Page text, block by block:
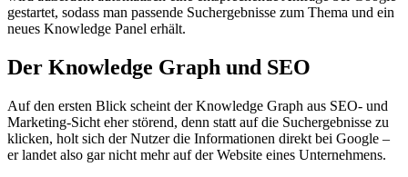
gestartet, sodass man passende Suchergebnisse zum Thema und ein
neues Knowledge Panel erhält.
Der Knowledge Graph und SEO
Auf den ersten Blick scheint der Knowledge Graph aus SEO- und
Marketing-Sicht eher störend, denn statt auf die Suchergebnisse zu
klicken, holt sich der Nutzer die Informationen direkt bei Google –
er landet also gar nicht mehr auf der Website eines Unternehmens.